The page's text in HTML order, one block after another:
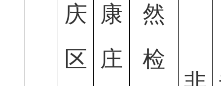
庆
区
康
庄
然
检